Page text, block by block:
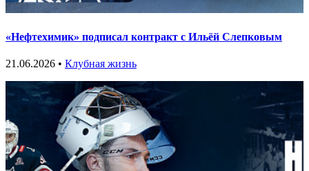
«Нефтехимик» подписал контракт с Ильёй Слепковым
21.06.2026 • Клубная жизнь